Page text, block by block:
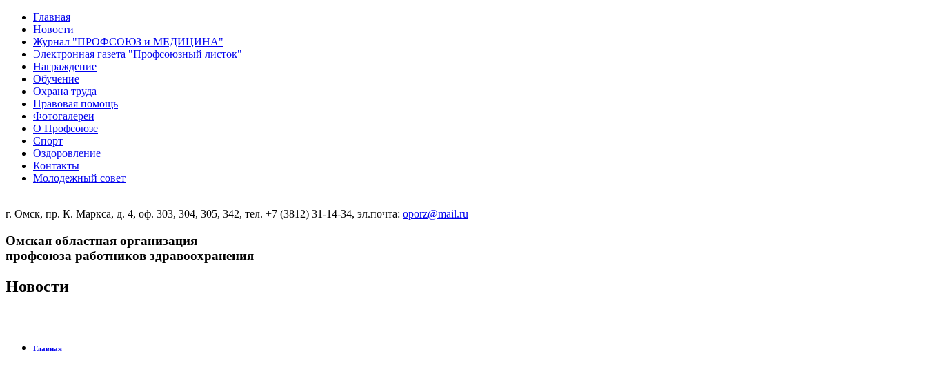
Главная
Новости
Журнал "ПРОФСОЮЗ и МЕДИЦИНА"
Электронная газета "Профсоюзный листок"
Награждение
Обучение
Охрана труда
Правовая помощь
Фотогалереи
О Профсоюзе
Спорт
Оздоровление
Контакты
Молодежный совет
г. Омск, пр. К. Маркса, д. 4, оф. 303, 304, 305, 342, тел. +7 (3812) 31-14-34, эл.почта: oporz@mail.ru
Омская областная организация
профсоюза работников здравоохранения
Новости
Главная